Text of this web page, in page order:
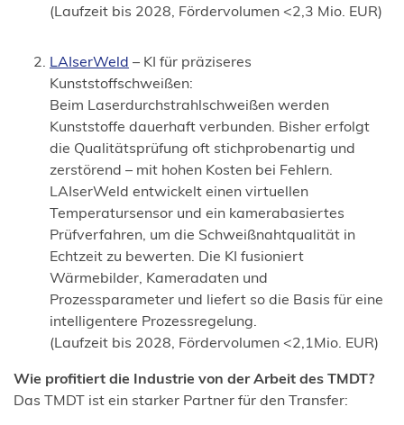
(Laufzeit bis 2028, Fördervolumen <2,3 Mio. EUR)
LAIserWeld
(Öffnet
– KI für präziseres
Kunststoffschweißen:
Beim Laserdurchstrahlschweißen werden
Kunststoffe dauerhaft verbunden. Bisher erfolgt
die Qualitätsprüfung oft stichprobenartig und
zerstörend – mit hohen Kosten bei Fehlern.
LAIserWeld entwickelt einen virtuellen
Temperatursensor und ein kamerabasiertes
Prüfverfahren, um die Schweißnahtqualität in
Echtzeit zu bewerten. Die KI fusioniert
Wärmebilder, Kameradaten und
Prozessparameter und liefert so die Basis für eine
intelligentere Prozessregelung.
(Laufzeit bis 2028, Fördervolumen <2,1Mio. EUR)
Wie profitiert die Industrie von der Arbeit des TMDT?
Das TMDT ist ein starker Partner für den Transfer: